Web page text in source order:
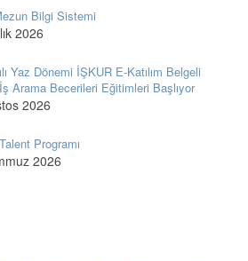
Bilgi Sistemi
2026
Yaz Dönemi İŞKUR E-Katılım Belgeli
Arama Becerileri Eğitimleri Başlıyor
2026
Programı
2026